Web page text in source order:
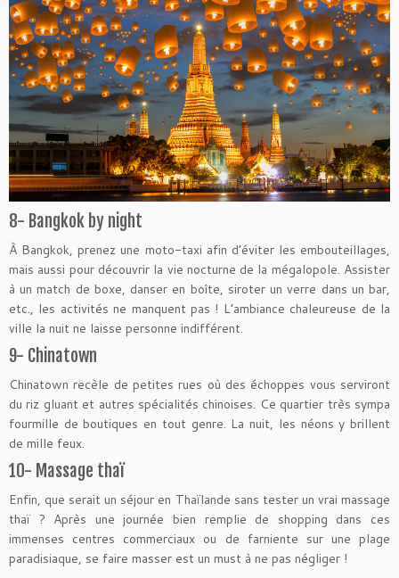
8- Bangkok by night
À Bangkok, prenez une moto-taxi afin d’éviter les embouteillages,
mais aussi pour découvrir la vie nocturne de la mégalopole. Assister
à un match de boxe, danser en boîte, siroter un verre dans un bar,
etc., les activités ne manquent pas ! L’ambiance chaleureuse de la
ville la nuit ne laisse personne indifférent.
9- Chinatown
Chinatown recèle de petites rues où des échoppes vous serviront
du riz gluant et autres spécialités chinoises. Ce quartier très sympa
fourmille de boutiques en tout genre. La nuit, les néons y brillent
de mille feux.
10- Massage thaï
Enfin, que serait un séjour en Thaïlande sans tester un vrai massage
thaï ? Après une journée bien remplie de shopping dans ces
immenses centres commerciaux ou de farniente sur une plage
paradisiaque, se faire masser est un must à ne pas négliger !